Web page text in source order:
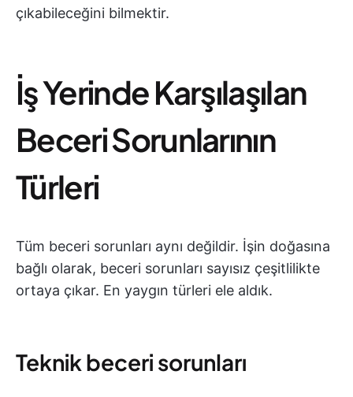
çıkabileceğini bilmektir.
İş Yerinde Karşılaşılan
Beceri Sorunlarının
Türleri
Tüm beceri sorunları aynı değildir. İşin doğasına
bağlı olarak, beceri sorunları sayısız çeşitlilikte
ortaya çıkar. En yaygın türleri ele aldık.
Teknik beceri sorunları